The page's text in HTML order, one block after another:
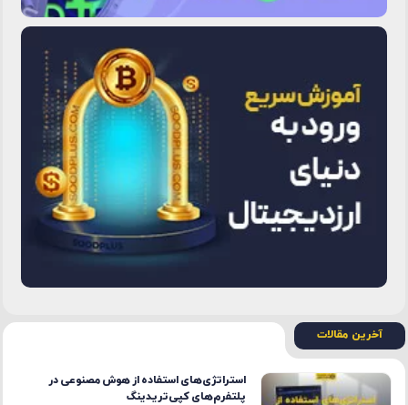
آخرین مقالات
استراتژی‌های استفاده از هوش مصنوعی در
پلتفرم‌های کپی‌تریدینگ